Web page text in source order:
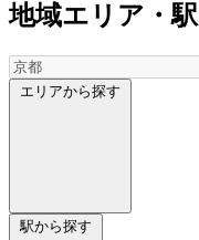
地域エリア・駅
エリアから探す
駅から探す